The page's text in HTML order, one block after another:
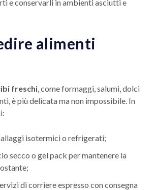
e conservarli in ambienti asciutti e
alimenti
freschi , come formaggi, salumi, dolci
è più delicata ma non impossibile. In
isotermici o refrigerati;
secco o gel pack per mantenere la
di corriere espresso con consegna